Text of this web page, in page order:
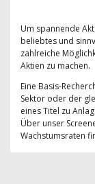
Um spannende
beliebtes und
zahlreiche
Aktien zu machen.
Eine Basis-
Sektor oder der
eines Titel zu
Über unser
Wachstumsraten